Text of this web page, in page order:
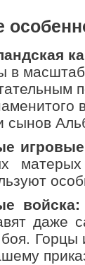
в
сынов
войска:
даже
Горцы